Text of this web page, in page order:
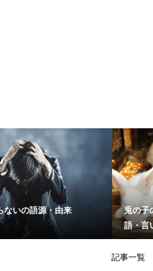
ないの語源・由来
兎の子
語・言
記事一覧